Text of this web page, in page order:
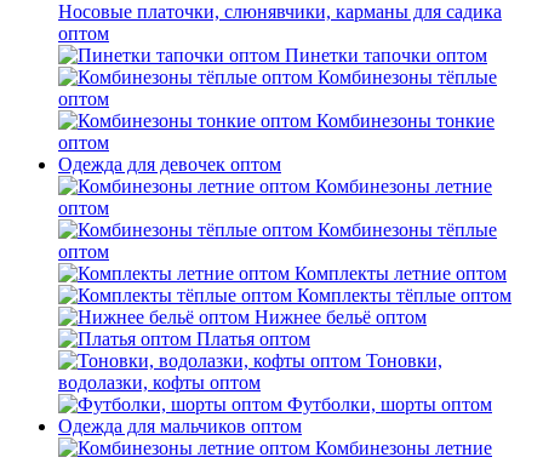
Носовые платочки, слюнявчики, карманы для садика
оптом
Пинетки тапочки оптом
Комбинезоны тёплые
оптом
Комбинезоны тонкие
оптом
Одежда для девочек оптом
Комбинезоны летние
оптом
Комбинезоны тёплые
оптом
Комплекты летние оптом
Комплекты тёплые оптом
Нижнее бельё оптом
Платья оптом
Тоновки,
водолазки, кофты оптом
Футболки, шорты оптом
Одежда для мальчиков оптом
Комбинезоны летние